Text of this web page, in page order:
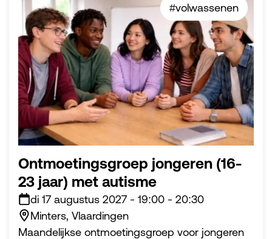
Ontmoetingsgroep jongeren (16-
23 jaar) met autisme
di 17 augustus 2027 - 19:00 - 20:30
Minters, Vlaardingen
Maandelijkse ontmoetingsgroep voor jongeren
#volwassenen